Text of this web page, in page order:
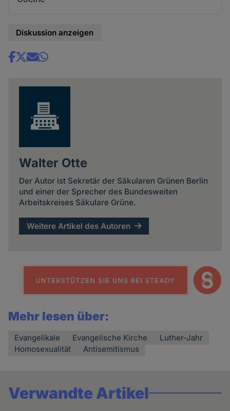
Diskussion anzeigen
Share
Walter Otte
Der Autor ist Sekretär der Säkularen Grünen Berlin
und einer der Sprecher des Bundesweiten
Arbeitskreises Säkulare Grüne.
Weitere Artikel des Autoren
Mehr lesen über:
Evangelikale Evangelische Kirche
Luther-Jahr
Homosexualität
Antisemitismus
Verwandte Artikel